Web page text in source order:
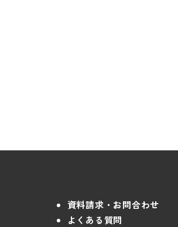
資料請求・お問合わせ
よくある質問